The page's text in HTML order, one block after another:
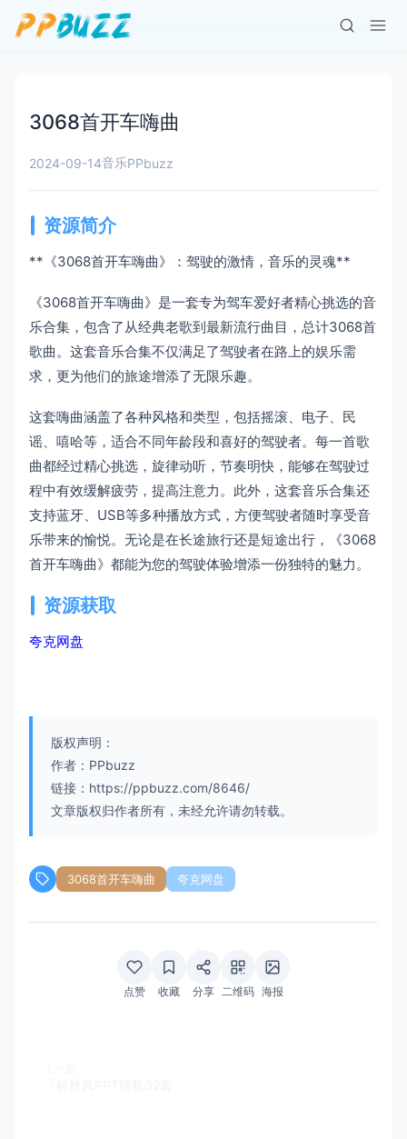
3068首开车嗨曲
2024-09-14音乐PPbuzz
资源简介
**《3068首开车嗨曲》：驾驶的激情，音乐的灵魂**
《3068首开车嗨曲》是一套专为驾车爱好者精心挑选的音
乐合集，包含了从经典老歌到最新流行曲目，总计3068首
歌曲。这套音乐合集不仅满足了驾驶者在路上的娱乐需
求，更为他们的旅途增添了无限乐趣。
这套嗨曲涵盖了各种风格和类型，包括摇滚、电子、民
谣、嘻哈等，适合不同年龄段和喜好的驾驶者。每一首歌
曲都经过精心挑选，旋律动听，节奏明快，能够在驾驶过
程中有效缓解疲劳，提高注意力。此外，这套音乐合集还
支持蓝牙、USB等多种播放方式，方便驾驶者随时享受音
乐带来的愉悦。无论是在长途旅行还是短途出行，《3068
首开车嗨曲》都能为您的驾驶体验增添一份独特的魅力。
资源获取
夸克网盘
版权声明：
作者：PPbuzz
链接：https://ppbuzz.com/8646/
文章版权归作者所有，未经允许请勿转载。
3068首开车嗨曲 夸克网盘
点赞 收藏 分享 二维码 海报